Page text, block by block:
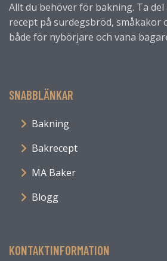
Allt du behöver för bakning. Ta del
recept på surdegsbröd, småkakor
både för nybörjare och vana
SNABBLÄNKAR
Bakning
Bakrecept
MA Baker
Blogg
KONTAKTINFORMATION